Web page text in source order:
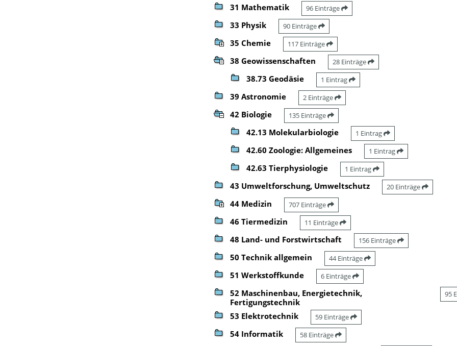
31 Mathematik 96 Einträge
33 Physik 90 Einträge
35 Chemie 117 Einträge
38 Geowissenschaften 28 Einträge
38.73 Geodäsie 1 Eintrag
39 Astronomie 2 Einträge
42 Biologie 135 Einträge
42.13 Molekularbiologie 1 Eintrag
42.60 Zoologie: Allgemeines 1 Eintrag
42.63 Tierphysiologie 1 Eintrag
43 Umweltforschung, Umweltschutz 20 Einträge
44 Medizin 707 Einträge
46 Tiermedizin 11 Einträge
48 Land- und Forstwirtschaft 156 Einträge
50 Technik allgemein 44 Einträge
51 Werkstoffkunde 6 Einträge
52 Maschinenbau, Energietechnik,
Fertigungstechnik
95
53 Elektrotechnik 59 Einträge
54 Informatik 58 Einträge